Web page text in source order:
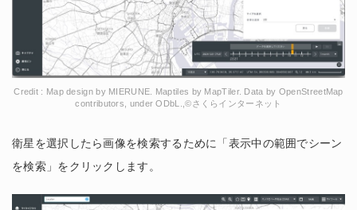
Credit : Map design by MIERUNE. Maptiles by MapTiler. Data by OpenStreetMap
contributors, under ODbL.,©さくらインターネット
衛星を選択したら画像を検索するために「表示中の範囲でシーン
を検索」をクリックします。